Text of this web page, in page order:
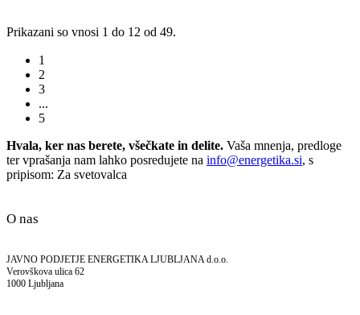
Prikazani so vnosi 1 do 12 od 49.
1
2
3
...
5
Hvala, ker nas berete, všečkate in delite. Vaša mnenja, predloge
ter vprašanja nam lahko posredujete na info@energetika.si, s
pripisom: Za svetovalca
O nas
JAVNO PODJETJE ENERGETIKA LJUBLJANA d.o.o.
Verovškova ulica 62
1000 Ljubljana